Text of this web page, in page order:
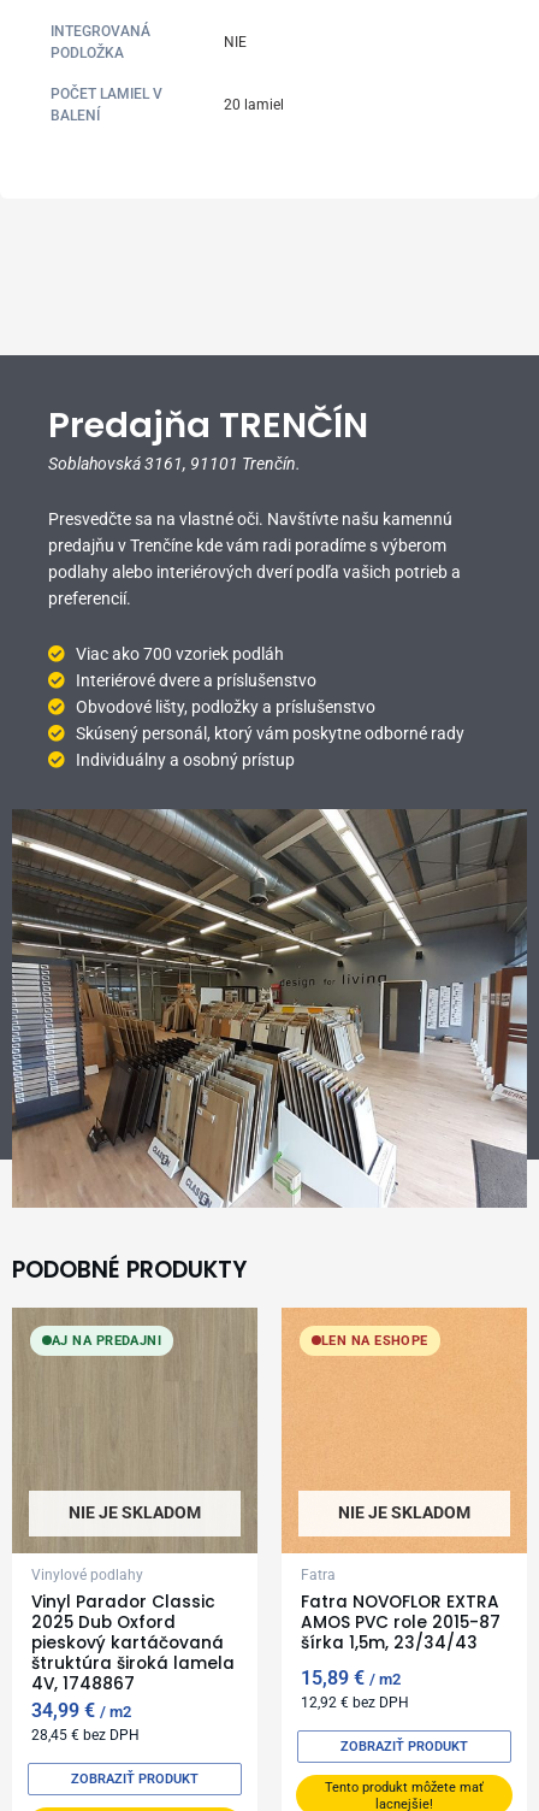
INTEGROVANÁ
PODLOŽKA
NIE
POČET LAMIEL V
BALENÍ
20 lamiel
Predajňa TRENČÍN
Soblahovská 3161, 91101 Trenčín.
Presvedčte sa na vlastné oči. Navštívte našu kamennú
predajňu v Trenčíne kde vám radi poradíme s výberom
podlahy alebo interiérových dverí podľa vašich potrieb a
preferencií.
Viac ako 700 vzoriek podláh
Interiérové dvere a príslušenstvo
Obvodové lišty, podložky a príslušenstvo
Skúsený personál, ktorý vám poskytne odborné rady
Individuálny a osobný prístup
PODOBNÉ PRODUKTY
AJ NA PREDAJNI
NIE JE SKLADOM
Vinylové podlahy
Vinyl Parador Classic
2025 Dub Oxford
pieskový kartáčovaná
štruktúra široká lamela
4V, 1748867
34,99€ m2
28,45€ bez DPH
ZOBRAZIŤ PRODUKT
LEN NA ESHOPE
NIE JE SKLADOM
Fatra
Fatra NOVOFLOR EXTRA
AMOS PVC role 2015-87
šírka 1,5m, 23/34/43
15,89€ m2
12,92€ bez DPH
Tento produkt môžete mať
lacnejšie!
ZOBRAZIŤ PRODUKT